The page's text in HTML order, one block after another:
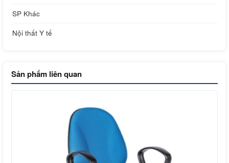
SP Khác
Nội thất Y tế
Sản phẩm liên quan